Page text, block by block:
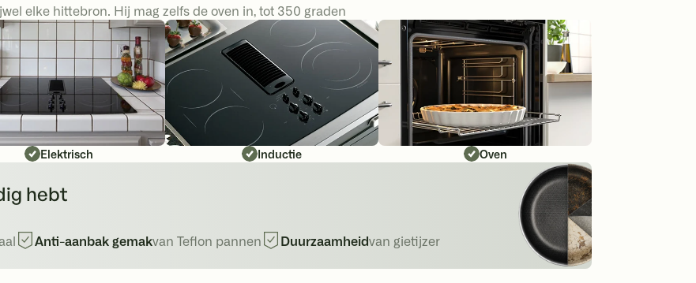
elke hittebron. Hij mag zelfs de oven in, tot 350 graden
Elektrisch Inductie Oven
hebt
Anti-aanbak gemakvan Teflon pannen Duurzaamheidvan gietijzer